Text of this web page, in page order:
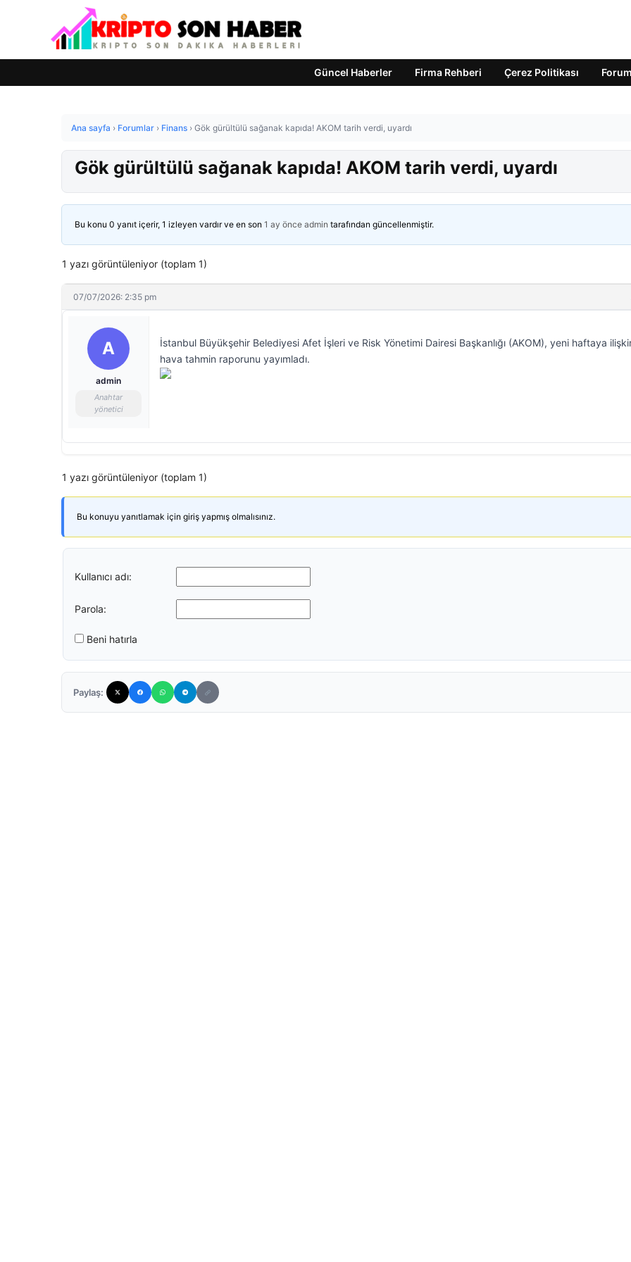
Güncel Haberler Firma Rehberi Çerez Politikası Forum
Ana sayfa › Forumlar › Finans › Gök gürültülü sağanak kapıda! AKOM tarih verdi, uyardı
Gök gürültülü sağanak kapıda! AKOM tarih verdi, uyardı
Bu konu 0 yanıt içerir, 1 izleyen vardır ve en son 1 ay önce admin tarafından güncellenmiştir.
1 yazı görüntüleniyor (toplam 1)
07/07/2026: 2:35 pm
A
admin
Anahtar
yönetici
İstanbul Büyükşehir Belediyesi Afet İşleri ve Risk Yönetimi Dairesi Başkanlığı (AKOM), yeni haftaya
hava tahmin raporunu yayımladı.
1 yazı görüntüleniyor (toplam 1)
Bu konuyu yanıtlamak için giriş yapmış olmalısınız.
Kullanıcı adı:
Parola:
Beni hatırla
Paylaş: